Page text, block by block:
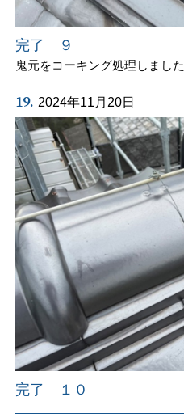
完了 ９
鬼元をコーキング処理しました
19. 2024年11月20日
完了 １０